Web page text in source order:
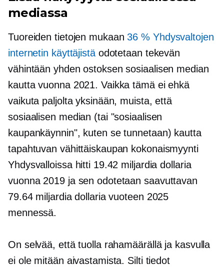
mediassa
Tuoreiden tietojen mukaan36 % Yhdysvaltojen
internetin käyttäjistäodotetaan tekevän
vähintään yhden ostoksen sosiaalisen median
kautta vuonna 2021. Vaikka tämä ei ehkä
vaikuta paljolta yksinään, muista, että
sosiaalisen median (tai "sosiaalisen
kaupankäynnin", kuten se tunnetaan) kautta
tapahtuvan vähittäiskaupan kokonaismyynti
Yhdysvalloissa hitti 19.42 miljardia dollaria
vuonna 2019 ja sen odotetaan saavuttavan
79.64 miljardia dollaria vuoteen 2025
mennessä.
On selvää, että tuolla rahamäärällä ja kasvulla
ei ole mitään aivastamista. Silti tiedot